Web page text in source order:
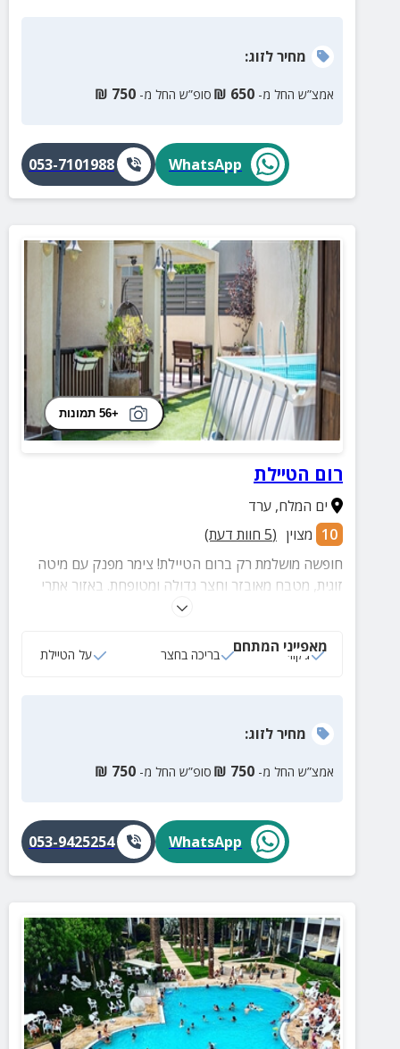
מחירלזוג:
אמצ”ש החל מ- 650
₪ סופ”ש החל מ- 750
₪
WhatsApp
053-7101988
+56 תמונות
רום הטיילת
ים המלח,ערד
10 מצוין (
5 חוות דעת)
חופשה מושלמת רק ברום הטיילת! צימר מפנק עם מיטה
זוגית, מטבח מאובזר וחצר גדולה ומטופחת. באזור אתרי
בילוי ופנאי, גנים לאומיים ומסלולי טיול.
מאפייני המתחם
ג‘קוזי בריכה בחצר על הטיילת
מחירלזוג:
אמצ”ש החל מ- 750
₪ סופ”ש החל מ- 750
₪
WhatsApp
053-9425254